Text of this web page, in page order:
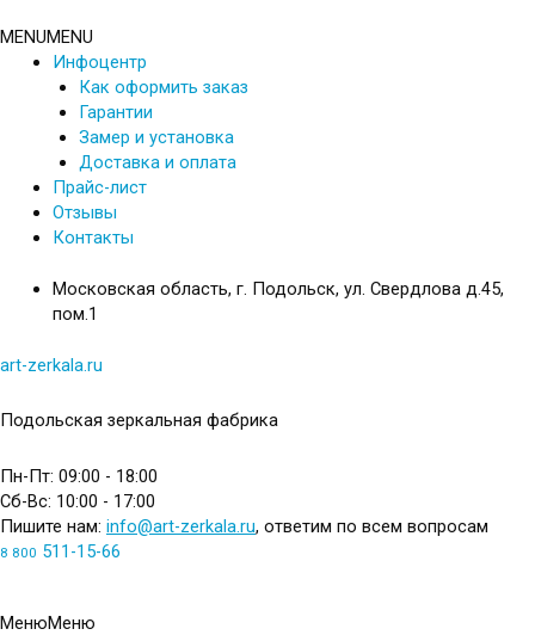
к
содержимому
MENUMENU
Инфоцентр
Как оформить заказ
Гарантии
Замер и установка
Доставка и оплата
Прайс-лист
Отзывы
Контакты
Московская область, г. Подольск, ул. Свердлова д.45,
пом.1
art-zerkala.ru
Подольская зеркальная фабрика
Пн-Пт: 09:00 - 18:00
Сб-Вс: 10:00 - 17:00
Пишите нам: info@art-zerkala.ru, ответим по всем вопросам
8 800 511-15-66
МенюМеню